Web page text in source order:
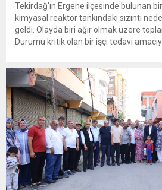
Tekirdağ’ın Ergene ilçesinde bulunan
kimyasal reaktör tankındaki sızıntı
geldi. Olayda biri ağır olmak üzere
Durumu kritik olan bir işçi tedavi
ilçesine...